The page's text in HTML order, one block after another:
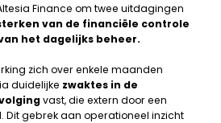
Finance om twee uitdagingen
van de financiële controle
het dagelijks beheer.
zich over enkele maanden
duidelijke zwaktes in de
vast, die extern door een
Dit gebrek aan operationeel inzicht